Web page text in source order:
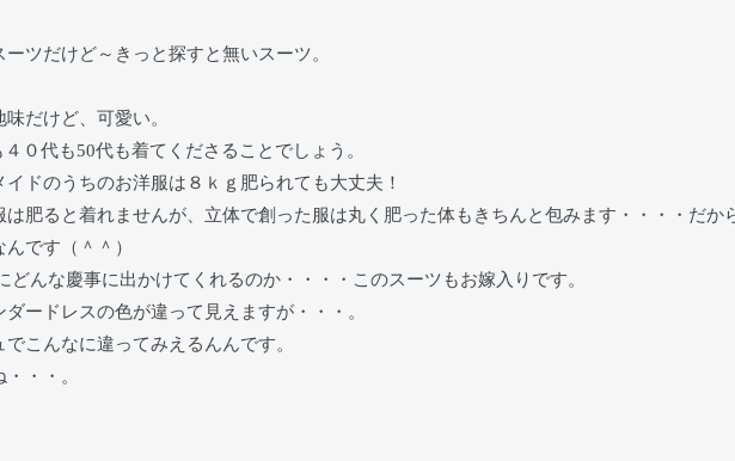
ツだけど～きっと探すと無いスーツ。
だけど、可愛い。
０代も50代も着てくださることでしょう。
ドのうちのお洋服は８ｋｇ肥られても大丈夫！
肥ると着れませんが、立体で創った服は丸く肥った体もきちんと包みます・・・・だか
です（＾＾）
どんな慶事に出かけてくれるのか・・・・このスーツもお嫁入りです。
ードレスの色が違って見えますが・・・。
こんなに違ってみえるんんです。
・・。